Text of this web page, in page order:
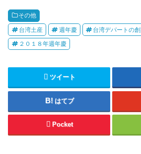
その他
台湾土産 週年慶 台湾デパートの
２０１８年週年慶
ツイート
はてブ
Pocket